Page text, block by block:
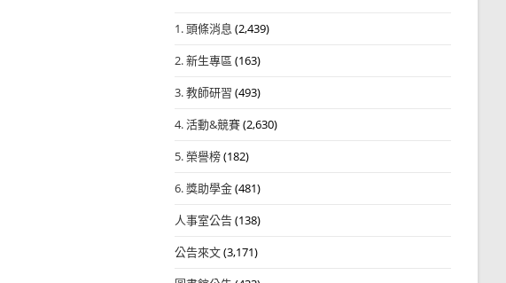
1. 頭條消息 (2,439)
2. 新生專區 (163)
3. 教師研習 (493)
4. 活動&競賽(2,630)
5. 榮譽榜(182)
6. 獎助學金(481)
人事室公告(138)
公告來文(3,171)